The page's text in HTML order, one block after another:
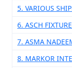
5. VARIOUS
6. ASCH
7. ASMA
8. MARKOR